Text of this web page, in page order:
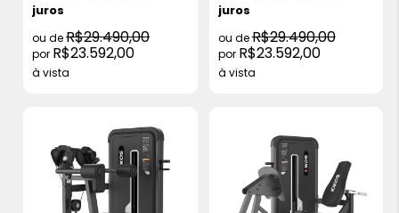
R$29.490,00
R$23.592,00
à vista
juros
R$29.490,00
R$23.592,00
à vista
juros